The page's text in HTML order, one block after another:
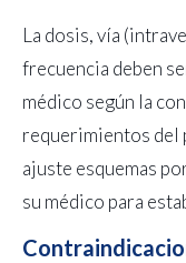
La dosis, vía
frecuencia deben
médico según la
requerimientos del
ajuste esquemas
su médico para